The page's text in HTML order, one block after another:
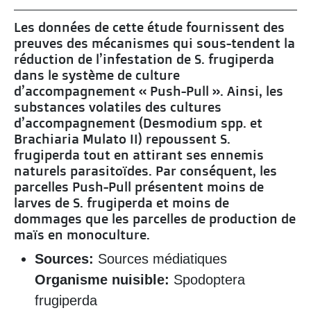
Les données de cette étude fournissent des
preuves des mécanismes qui sous-tendent la
réduction de l’infestation de S. frugiperda
dans le système de culture
d’accompagnement « Push-Pull ». Ainsi, les
substances volatiles des cultures
d’accompagnement (Desmodium spp. et
Brachiaria Mulato II) repoussent S.
frugiperda tout en attirant ses ennemis
naturels parasitoïdes. Par conséquent, les
parcelles Push-Pull présentent moins de
larves de S. frugiperda et moins de
dommages que les parcelles de production de
maïs en monoculture.
Sources: Sources médiatiques
Organisme nuisible: Spodoptera
frugiperda